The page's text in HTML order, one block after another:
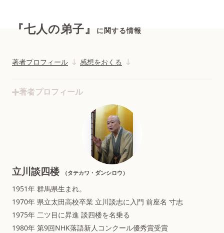
『七人の弟子』 に関する情報
著者プロフィール 感想をおくる
著者プロフィール
立川談四楼 （タテカワ・ダンシロウ）
1951年 群馬県生まれ。
1970年 県立太田高校卒業 立川談志に入門 前座名 寸志
1975年 二ツ目に昇進 談四楼を名乗る
1980年 第9回NHK落語新人コンクール優秀賞受賞